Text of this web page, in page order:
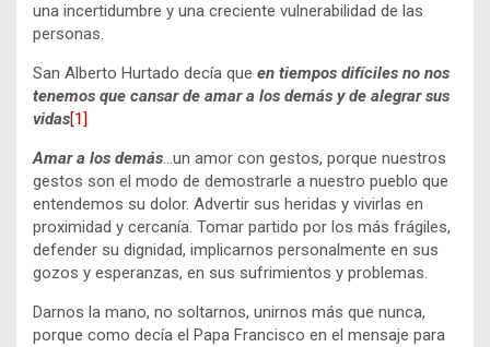
una incertidumbre y una creciente vulnerabilidad de las
personas.
San Alberto Hurtado decía que en tiempos difíciles no nos
tenemos que cansar de amar a los demás y de alegrar sus
vidas[1]
Amar a los demás…un amor con gestos, porque nuestros
gestos son el modo de demostrarle a nuestro pueblo que
entendemos su dolor. Advertir sus heridas y vivirlas en
proximidad y cercanía. Tomar partido por los más frágiles,
defender su dignidad, implicarnos personalmente en sus
gozos y esperanzas, en sus sufrimientos y problemas.
Darnos la mano, no soltarnos, unirnos más que nunca,
porque como decía el Papa Francisco en el mensaje para